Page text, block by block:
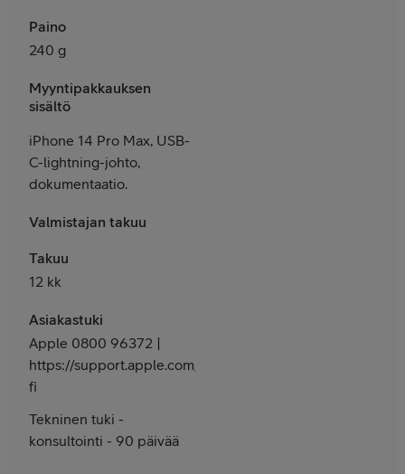
Paino
240 g
Myyntipakkauksen
sisältö
iPhone 14 Pro Max, USB-
C-lightning-johto,
dokumentaatio.
Valmistajan takuu
Takuu
12 kk
Asiakastuki
Apple 0800 96372 |
https://support.apple.com/fi-
fi
Tekninen tuki -
konsultointi - 90 päivää